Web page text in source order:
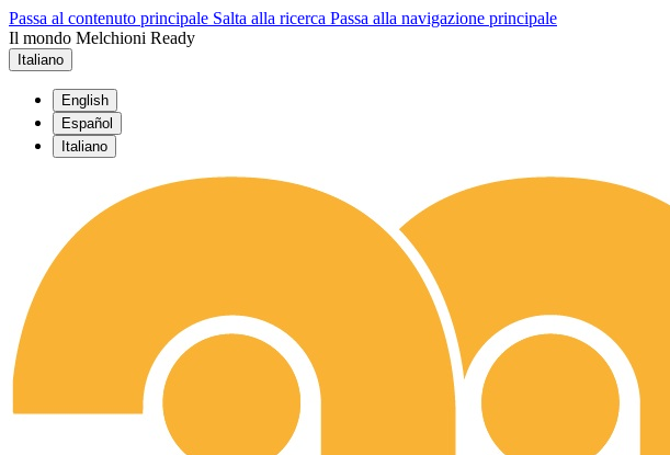
Passa al contenuto principale Salta alla ricerca Passa alla navigazione principale
Il mondo Melchioni Ready
Italiano
English
Español
Italiano